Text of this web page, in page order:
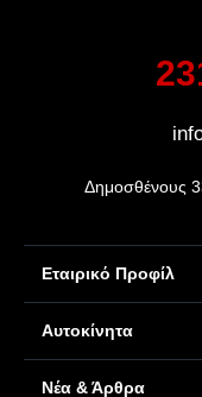
Δημοσθένους
Εταιρικό Προφίλ
Αυτοκίνητα
Νέα & Άρθρα